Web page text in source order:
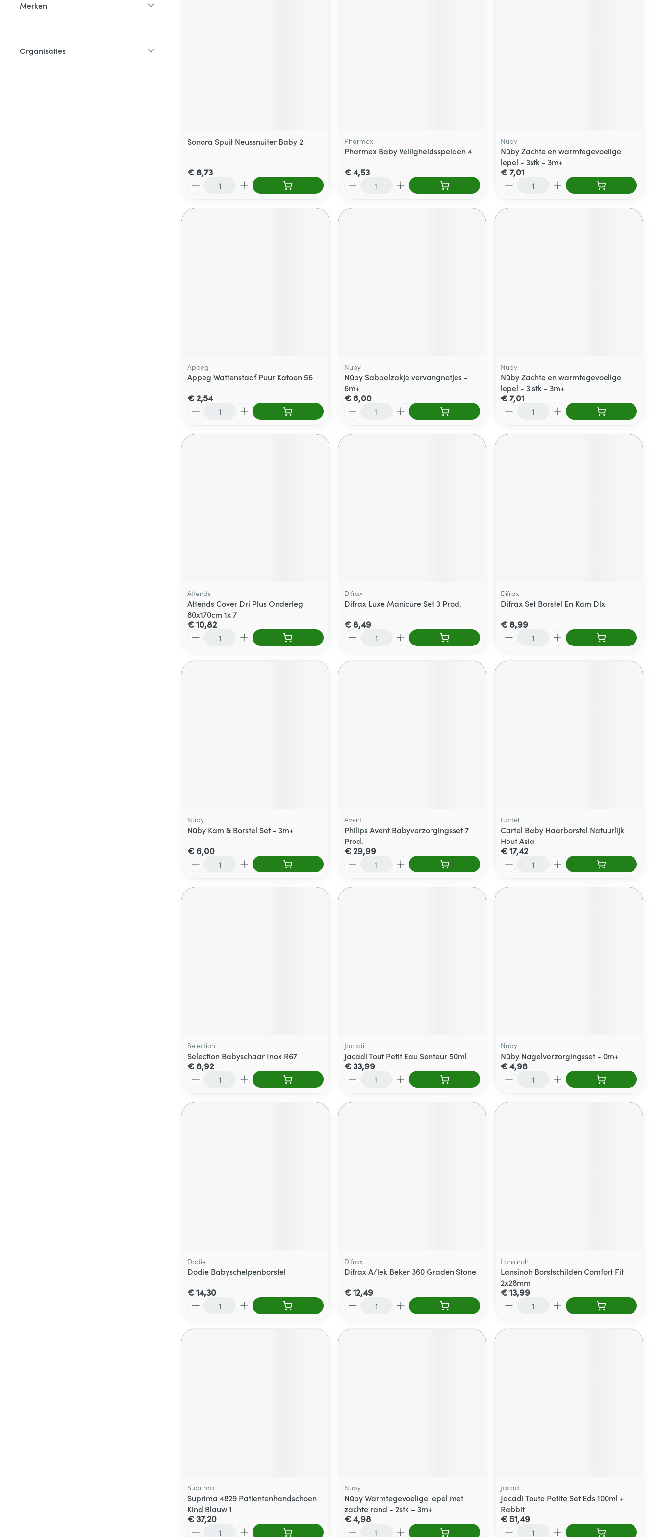
Merken
Organisaties
Sonora Spuit Neussnuiter Baby 2
€ 8,73
Pharmex
Pharmex Baby Veiligheidsspelden 4
€ 4,53
Nuby
Nûby Zachte en warmtegevoelige
lepel - 3stk - 3m+
€ 7,01
Appeg
Appeg Wattenstaaf Puur Katoen 56
€ 2,54
Nuby
Nûby Sabbelzakje vervangnetjes -
6m+
€ 6,00
Nuby
Nûby Zachte en warmtegevoelige
lepel - 3 stk - 3m+
€ 7,01
Attends
Attends Cover Dri Plus Onderleg
80x170cm 1x 7
€ 10,82
Difrax
Difrax Luxe Manicure Set 3 Prod.
€ 8,49
Difrax
Difrax Set Borstel En Kam Dlx
€ 8,99
Nuby
Nûby Kam & Borstel Set - 3m+
€ 6,00
Avent
Philips Avent Babyverzorgingsset 7
Prod.
€ 29,99
Cartel
Cartel Baby Haarborstel Natuurlijk
Hout Asia
€ 17,42
Selection
Selection Babyschaar Inox R67
€ 8,92
Jacadi
Jacadi Tout Petit Eau Senteur 50ml
€ 33,99
Nuby
Nûby Nagelverzorgingsset - 0m+
€ 4,98
Dodie
Dodie Babyschelpenborstel
€ 14,30
Difrax
Difrax A/lek Beker 360 Graden Stone
€ 12,49
Lansinoh
Lansinoh Borstschilden Comfort Fit
2x28mm
€ 13,99
Suprima
Suprima 4829 Patientenhandschoen
Kind Blauw 1
€ 37,20
Nuby
Nûby Warmtegevoelige lepel met
zachte rand - 2stk – 3m+
€ 4,98
Jacadi
Jacadi Toute Petite Set Eds 100ml +
Rabbit
€ 51,49